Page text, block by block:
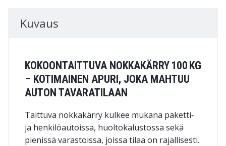
Kuvaus
KOKOONTAITTUVA NOKKAKÄRRY 100 KG
– KOTIMAINEN APURI, JOKA MAHTUU
AUTON TAVARATILAAN
Taittuva nokkakärry kulkee mukana paketti‑
ja henkilöautoissa, huolto­kalustossa sekä
pienissä varastoissa, joissa tilaa on rajallisesti.